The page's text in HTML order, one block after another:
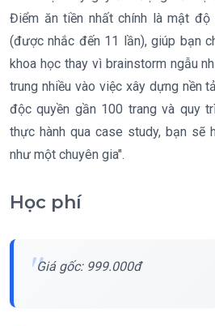
Điểm ăn tiền nhất chính là mật độ
(được nhắc đến 11 lần), giúp bạn
khoa học thay vì brainstorm ngẫu
trung nhiều vào việc xây dựng nền
độc quyền gần 100 trang và quy
thực hành qua case study, bạn sẽ
như một chuyên gia".
Học phí
Giá gốc: 999.000đ